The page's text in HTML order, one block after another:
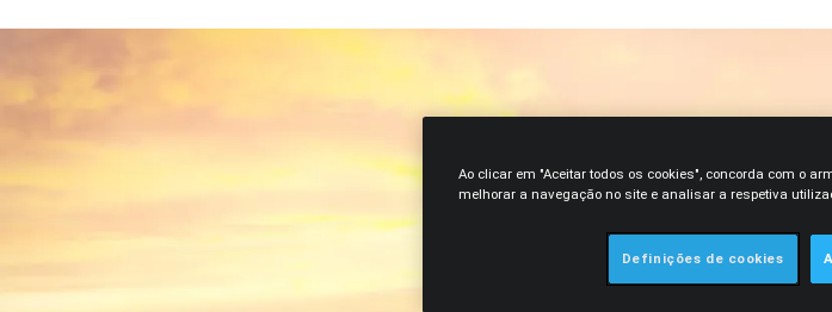
Ao clicar em "Aceitar todos os cookies", concorda com o
melhorar a navegação no site e analisar a respetiva
Definições de cookies